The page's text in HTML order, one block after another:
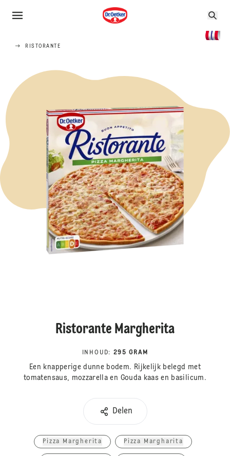
RISTORANTE
Ristorante Margherita
INHOUD: 295 GRAM
Een knapperige dunne bodem. Rijkelijk belegd met
tomatensaus, mozzarella en Gouda kaas en basilicum.
Delen
Pizza Margherita Pizza Margharita